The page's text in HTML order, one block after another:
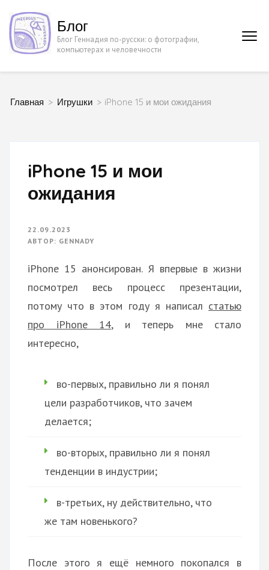
Перейти
содержимому
Блог
Блог Геннадия по-русски: о фотографии,
компьютерах и человечности
Главная > Игрушки > iPhone 15 и мои ожидания
iPhone 15 и мои
ожидания
22.09.2023
АВТОР: GENNADY
iPhone 15 анонсирован. Я впервые в жизни
посмотрел весь процесс презентации,
потому что в этом году я написал статью
про iPhone 14, и теперь мне стало
интересно,
во-первых, правильно ли я понял
цели разработчиков, что зачем
делается;
во-вторых, правильно ли я понял
тенденции в индустрии;
в-третьих, ну действительно, что
же там новенького?
После этого я ещё немного покопался в